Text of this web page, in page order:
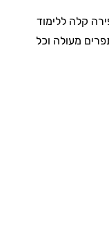
קלה ללימוד
מעולה וכל